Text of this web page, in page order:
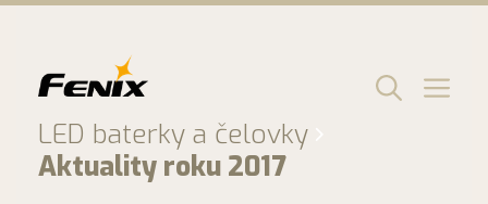
LED baterky a čelovky
Aktuality roku 2017
Menu